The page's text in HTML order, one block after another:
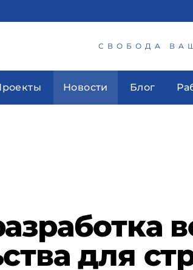
СВОБОДА
Новости Блог
для